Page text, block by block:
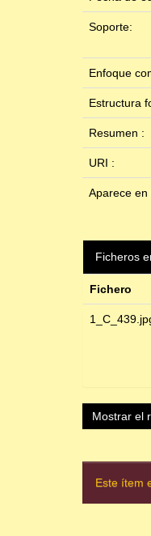
Soporte:
Enfoque
Estructura
Resumen :
URI :
Aparece en
Ficheros
Fichero
Mostrar el
Este ítem